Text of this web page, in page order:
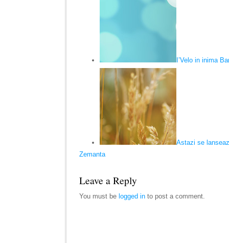
I’Velo in inima
Astazi se
Zemanta
Leave a Reply
You must be logged in to post a comment.